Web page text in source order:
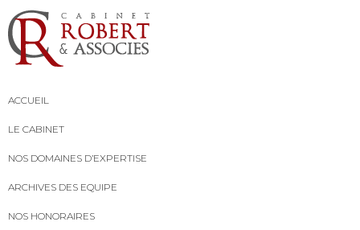
ACCUEIL
LE CABINET
NOS DOMAINES D’EXPERTISE
ARCHIVES DES EQUIPE
NOS HONORAIRES